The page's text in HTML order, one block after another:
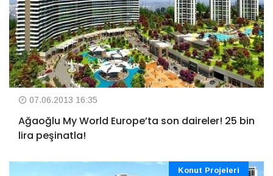
07.06.2013 16:35
Ağaoğlu My World Europe’ta son daireler! 25 bin
lira peşinatla!
Konut Projeleri